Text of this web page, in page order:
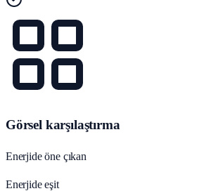
Görsel karşılaştırma
Enerjide öne çıkan
Enerjide eşit